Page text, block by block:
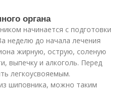
органа
начинается с подготовки
неделю до начала лечения
жирную, острую, соленую
выпечку и алкоголь. Перед
легкоусвояемым.
шиповника, можно таким